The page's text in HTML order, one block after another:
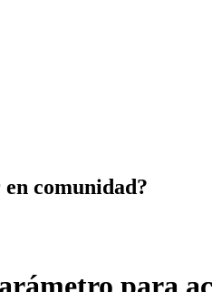
comunidad?